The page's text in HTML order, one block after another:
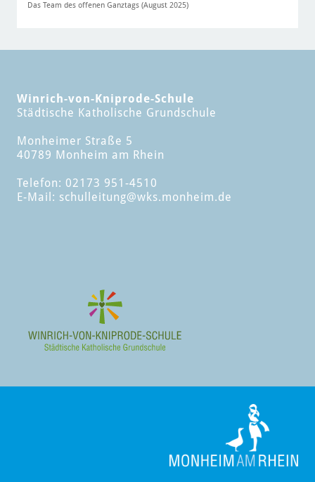
Das Team des offenen Ganztags (August 2025)
Winrich-von-Kniprode-Schule
Städtische Katholische Grundschule
Monheimer Straße 5
40789 Monheim am Rhein
Telefon: 02173 951-4510
E-Mail: schulleitung@wks.monheim.de